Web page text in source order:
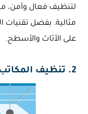
لتنظيف فعال وآمن،
مثالية. بفضل تقنيات
على الأثاث والأسطح.
2. تنظيف المكاتب في المطلاع